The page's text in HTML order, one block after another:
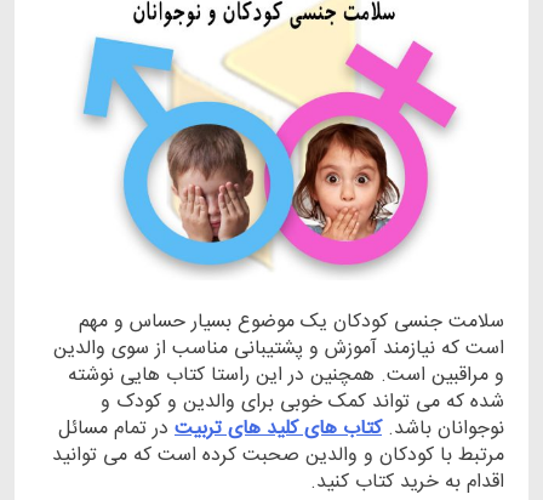
سلامت جنسی کودکان یک موضوع بسیار حساس و مهم
است که نیازمند آموزش و پشتیبانی مناسب از سوی والدین
و مراقبین است. همچنین در این راستا کتاب هایی نوشته
شده که می تواند کمک خوبی برای والدین و کودک و
نوجوانان باشد.کتاب های کلید های تربیت در تمام مسائل
مرتبط با کودکان و والدین صحبت کرده است که می توانید
اقدام به خرید کتاب کنید.